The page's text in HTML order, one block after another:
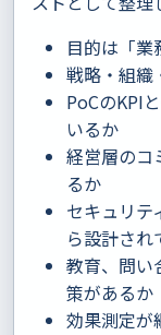
目的は「
戦略・組織
PoCのKPI
いるか
経営層のコ
るか
セキュリテ
ら設計され
教育、問い
策があるか
効果測定が